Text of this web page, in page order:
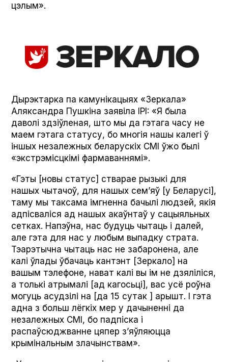
цэлым».
Дырэктарка па камунікацыях «Зеркала»
Аляксандра Пушкіна заявіла IPI: «Я была
даволі здзіўленая, што мы да гэтага часу не
маем гэтага статусу, бо многія нашы калегі ў
іншых незалежных беларускіх СМІ ўжо былі
«экстрэмісцкімі фармаваннямі».
«Гэты [новы статус] стварае рызыкі для
нашых чытачоў, для нашых сем’яў [у Беларусі],
таму мы таксама імгненна бачылі людзей, якія
адпісваліся ад нашых акаўнтаў у сацыяльных
сетках. Напэўна, нас будуць чытаць і далей,
але гэта для нас у любым выпадку страта.
Тэарэтычна чытаць нас не забаронена, але
калі ўлады ўбачаць кантэнт [Зеркало] на
вашым тэлефоне, нават калі вы ім не дзяліліся,
а толькі атрымалі [ад кагосьці], вас усё роўна
могуць асудзілі на [да 15 сутак ] арышт. І гэта
адна з больш лёгкіх мер у дачыненні да
незалежных СМІ, бо падпіска і
распаўсюджванне цяпер з’яўляюцца
крымінальным злачынствам».